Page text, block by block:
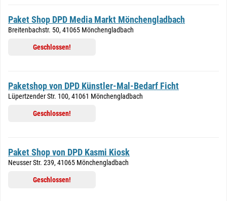
Paket Shop DPD Media Markt Mönchengladbach
Breitenbachstr. 50, 41065 Mönchengladbach
Geschlossen!
Paketshop von DPD Künstler-Mal-Bedarf Ficht
Lüpertzender Str. 100, 41061 Mönchengladbach
Geschlossen!
Paket Shop von DPD Kasmi Kiosk
Neusser Str. 239, 41065 Mönchengladbach
Geschlossen!